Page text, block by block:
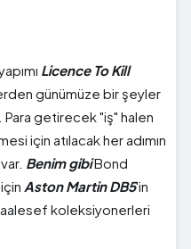
Licence To Kill
günümüze bir şeyler
getirecek "iş" halen
için atılacak her adımın
Benim gibiBond
Aston Martin DB5'in
koleksiyonerleri